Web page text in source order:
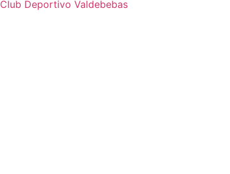
Club Deportivo Valdebebas